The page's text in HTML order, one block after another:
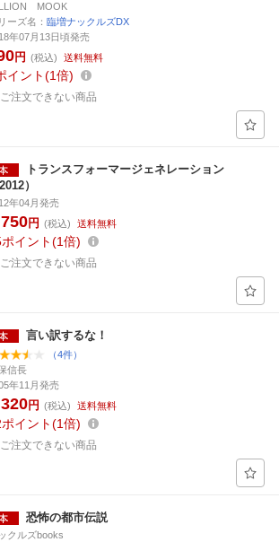
MOOK
ーズ名： 臨増ナックルズDX
年07月13日頃発売
円 (税込) 送料無料
イント 1倍
ご注文できない商品
トランスフォーマージェネレーション
2012）
年04月発売
円 (税込) 送料無料
ポイント 1倍
ご注文できない商品
言い訳するな！
（4件）
信長
年11月発売
円 (税込) 送料無料
ポイント 1倍
ご注文できない商品
恐怖の都市伝説
クルズbooks